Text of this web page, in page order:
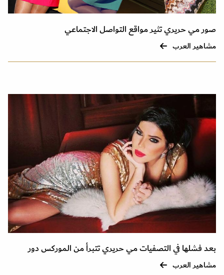
صور مي حريري تثير مواقع التواصل الاجتماعي
مشاهير العرب
بعد فشلها في التصفيات مي حريري تتبرأ من الموركس دور
مشاهير العرب